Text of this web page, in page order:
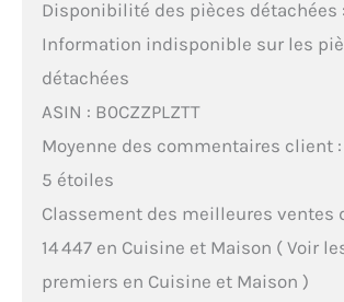
Disponibilité des pièces détachées :
Information indisponible sur les
détachées
ASIN : B0CZZPLZTT
Moyenne des commentaires client :
5 étoiles
Classement des meilleures ventes
14 447 en Cuisine et Maison ( Voir
premiers en Cuisine et Maison )